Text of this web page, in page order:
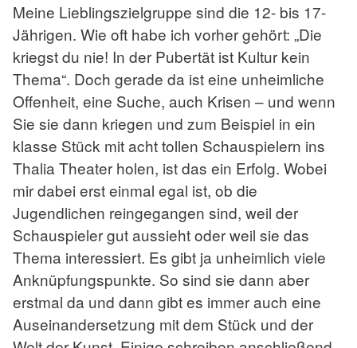
Meine Lieblingszielgruppe sind die 12- bis 17-
Jährigen. Wie oft habe ich vorher gehört: „Die
kriegst du nie! In der Pubertät ist Kultur kein
Thema“. Doch gerade da ist eine unheimliche
Offenheit, eine Suche, auch Krisen – und wenn
Sie sie dann kriegen und zum Beispiel in ein
klasse Stück mit acht tollen Schauspielern ins
Thalia Theater holen, ist das ein Erfolg. Wobei
mir dabei erst einmal egal ist, ob die
Jugendlichen reingegangen sind, weil der
Schauspieler gut aussieht oder weil sie das
Thema interessiert. Es gibt ja unheimlich viele
Anknüpfungspunkte. So sind sie dann aber
erstmal da und dann gibt es immer auch eine
Auseinandersetzung mit dem Stück und der